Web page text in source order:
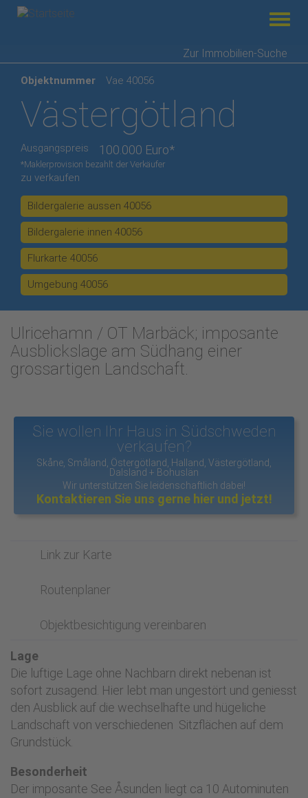
zum
Inhalt
Zur Immobilien-Suche
Objektnummer Vae 40056
Västergötland
Ausgangspreis 100.000 Euro*
*Maklerprovision bezahlt der Verkäufer
zu verkaufen
Bildergalerie aussen 40056
Bildergalerie innen 40056
Flurkarte 40056
Umgebung 40056
Ulricehamn / OT Marbäck; imposante
Ausblickslage am Südhang einer
grossartigen Landschaft.
Sie wollen Ihr Haus in Südschweden
verkaufen?
Skåne, Småland, Östergötland, Halland, Västergötland,
Dalsland + Bohuslän
Wir unterstützen Sie leidenschaftlich dabei!
Kontaktieren Sie uns gerne hier und jetzt!
Link zur Karte
Routenplaner
Objektbesichtigung vereinbaren
Lage
Die luftige Lage ohne Nachbarn direkt nebenan ist
sofort zusagend. Hier lebt man ungestört und geniesst
den Ausblick auf die wechselhafte und hügeliche
Landschaft von verschiedenen Sitzflächen auf dem
Grundstück.
Besonderheit
Der imposante See Åsunden liegt ca 10 Autominuten